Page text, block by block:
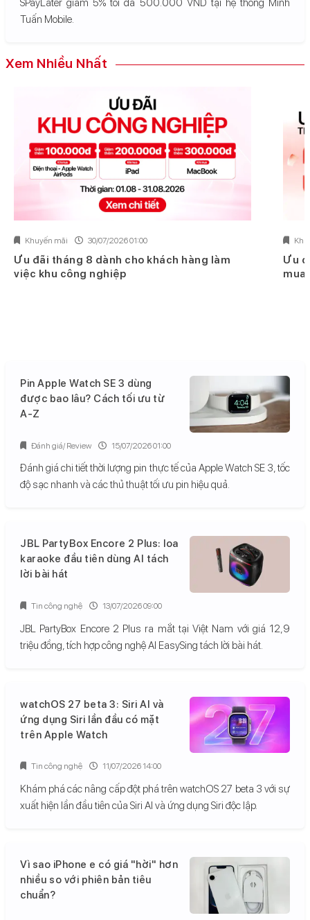
SPayLater giảm 5% tối đa 500.000 VND tại hệ thống Minh
Tuấn Mobile.
Xem Nhiều Nhất
Khuyến mãi 30/07/2026 01:00
Ưu đãi tháng 8 dành cho khách hàng làm
việc khu công nghiệp
Ưu
mua
Pin Apple Watch SE 3 dùng
được bao lâu? Cách tối ưu từ
A-Z
Đánh giá chi tiết thời lượng pin thực tế của Apple Watch SE 3, tốc
độ sạc nhanh và các thủ thuật tối ưu pin hiệu quả.
Đánh giá/ Review 15/07/2026 01:00
JBL PartyBox Encore 2 Plus: loa
karaoke đầu tiên dùng AI tách
lời bài hát
JBL PartyBox Encore 2 Plus ra mắt tại Việt Nam với giá 12,9
triệu đồng, tích hợp công nghệ AI EasySing tách lời bài hát.
Tin công nghệ 13/07/2026 09:00
watchOS 27 beta 3: Siri AI và
ứng dụng Siri lần đầu có mặt
trên Apple Watch
Khám phá các nâng cấp đột phá trên watchOS 27 beta 3 với sự
xuất hiện lần đầu tiên của Siri AI và ứng dụng Siri độc lập.
Tin công nghệ 11/07/2026 14:00
Vì sao iPhone e có giá "hời" hơn
nhiều so với phiên bản tiêu
chuẩn?